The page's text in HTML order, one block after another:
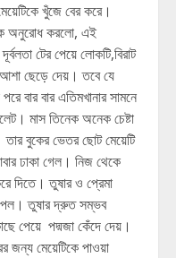
খুঁজে বের করে।
অনুরোধ করলো, এই
টের পেয়ে লোকটি,বিরাট
আশা ছেড়ে দেয়। তবে যে
বার বার এতিমখানার সামনে
মাস তিনেক অনেক চেষ্টা
তার বুকের ভেতর ছোট মেয়েটি
ঢাকা গেল। নিজ থেকে
দিতে। তুষার ও প্রেমা
তুষার দ্রুত সম্ভব
পেয়ে পদ্মজা কেঁদে দেয়।
জন্য মেয়েটিকে পাওয়া